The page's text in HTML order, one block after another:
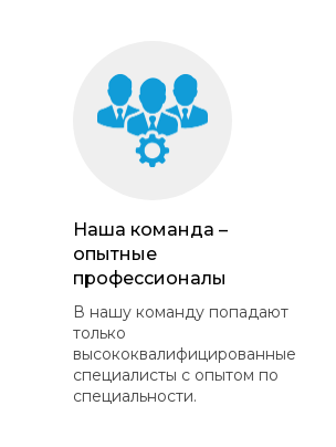
Наша команда –
опытные
профессионалы
В нашу команду попадают
только
высококвалифицированные
специалисты с опытом по
специальности.